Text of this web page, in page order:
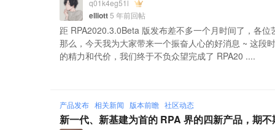
q01k4eg51l
elliott5 年前回帖
距 RPA2020.3.0Beta 版发布差不多一个月时间了，各
那么，今天我为大家带来一个振奋人心的好消息 ~ 这段
的精力和代价，我们终于不负众望完成了 RPA20 ....
产品发布 相关新闻 版本前瞻 社区动态
新一代、新基建为首的 RPA 界的四新产品，期不